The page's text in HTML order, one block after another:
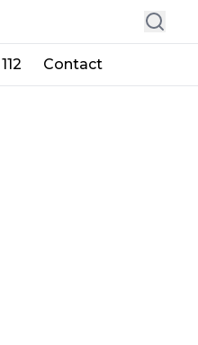
112 Contact